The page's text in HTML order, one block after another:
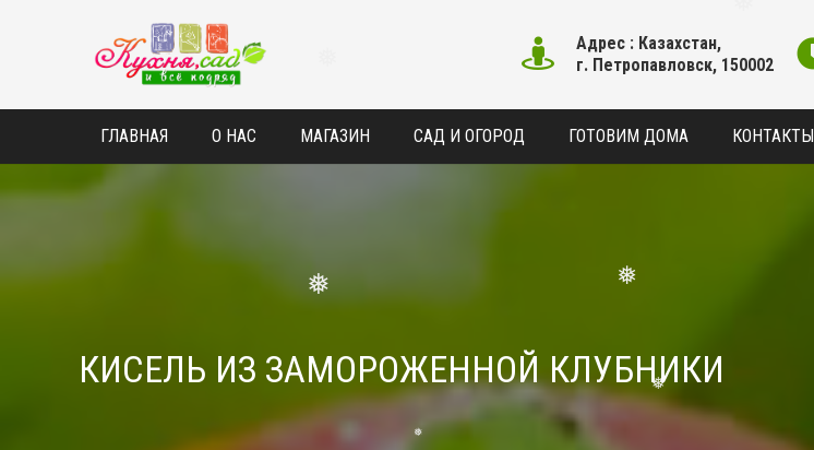
❅
❅
Адрес : Казахстан,
г. Петропавловск, 150002
ГЛАВНАЯ О НАС МАГАЗИН САД И ОГОРОД ГОТОВИМ ДОМА КОНТАКТЫ
КИСЕЛЬ ИЗ ЗАМОРОЖЕННОЙ КЛУБНИКИ